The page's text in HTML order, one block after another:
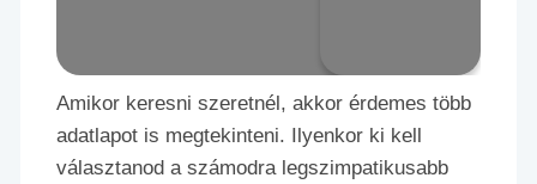
Amikor keresni szeretnél, akkor érdemes több
adatlapot is megtekinteni. Ilyenkor ki kell
választanod a számodra legszimpatikusabb